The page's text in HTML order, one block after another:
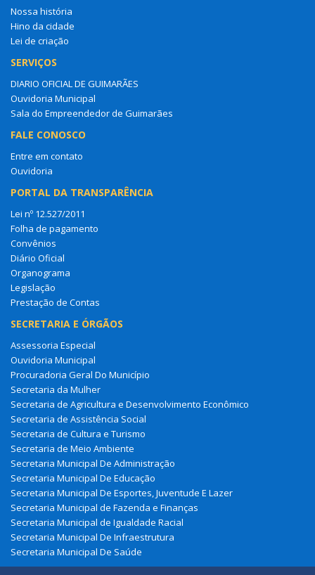
Nossa história
Hino da cidade
Lei de criação
SERVIÇOS
DIARIO OFICIAL DE GUIMARÃES
Ouvidoria Municipal
Sala do Empreendedor de Guimarães
FALE CONOSCO
Entre em contato
Ouvidoria
PORTAL DA TRANSPARÊNCIA
Lei nº 12.527/2011
Folha de pagamento
Convênios
Diário Oficial
Organograma
Legislação
Prestação de Contas
SECRETARIA E ÓRGÃOS
Assessoria Especial
Ouvidoria Municipal
Procuradoria Geral Do Município
Secretaria da Mulher
Secretaria de Agricultura e Desenvolvimento Econômico
Secretaria de Assistência Social
Secretaria de Cultura e Turismo
Secretaria de Meio Ambiente
Secretaria Municipal De Administração
Secretaria Municipal De Educação
Secretaria Municipal De Esportes, Juventude E Lazer
Secretaria Municipal de Fazenda e Finanças
Secretaria Municipal de Igualdade Racial
Secretaria Municipal De Infraestrutura
Secretaria Municipal De Saúde